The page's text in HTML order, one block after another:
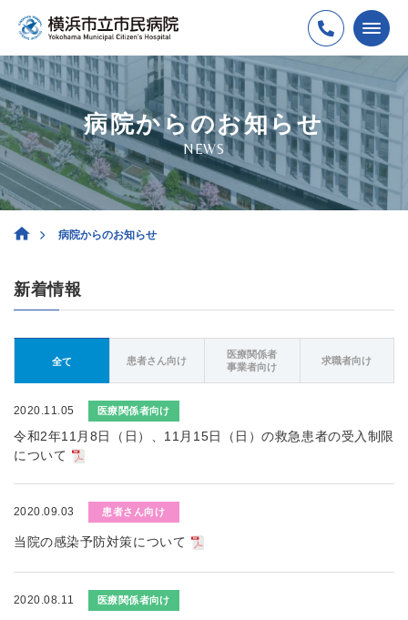
病院からのお知らせ
NEWS
病院からのお知らせ
新着情報
全て 患者さん向け
医療関係者
事業者向け
求職者向け
2020.11.05 医療関係者向け
令和2年11月8日（日）、11月15日（日）の救急患者の受入制限
について
2020.09.03 患者さん向け
当院の感染予防対策について
2020.08.11 医療関係者向け